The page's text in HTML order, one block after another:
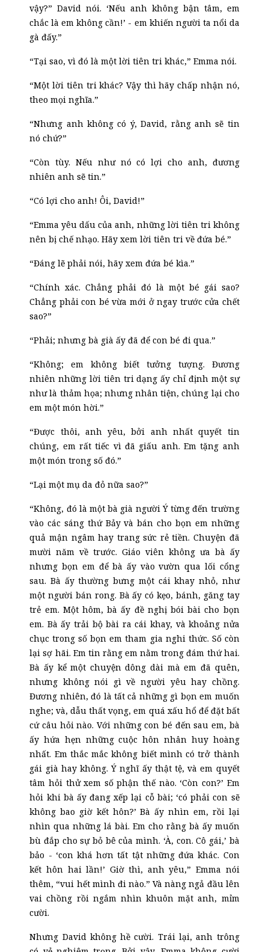
vậy?” David nói. ‘Nếu anh không bận tâm, em
chắc là em không cần!’ - em khiến người ta nổi da
gà đấy.”
“Tại sao, vì đó là một lời tiên tri khác,” Emma nói.
“Một lời tiên tri khác? Vậy thì hãy chấp nhận nó,
theo mọi nghĩa.”
“Nhưng anh không có ý, David, rằng anh sẽ tin
nó chứ?”
“Còn tùy. Nếu như nó có lợi cho anh, đương
nhiên anh sẽ tin.”
“Có lợi cho anh! Ôi, David!”
“Emma yêu dấu của anh, những lời tiên tri không
nên bị chế nhạo. Hãy xem lời tiên tri về đứa bé.”
“Đáng lẽ phải nói, hãy xem đứa bé kìa.”
“Chính xác. Chẳng phải đó là một bé gái sao?
Chẳng phải con bé vừa mới ở ngay trước cửa chết
sao?”
“Phải; nhưng bà già ấy đã để con bé đi qua.”
“Không; em không biết tưởng tượng. Đương
nhiên những lời tiên tri dạng ấy chỉ định một sự
như là thảm họa; nhưng nhân tiện, chúng lại cho
em một món hời.”
“Được thôi, anh yêu, bởi anh nhất quyết tin
chúng, em rất tiếc vì đã giấu anh. Em tặng anh
một món trong số đó.”
“Lại một mụ da đỏ nữa sao?”
“Không, đó là một bà già người Ý từng đến trường
vào các sáng thứ Bảy và bán cho bọn em những
quả mận ngâm hay trang sức rẻ tiền. Chuyện đã
mười năm về trước. Giáo viên không ưa bà ấy
nhưng bọn em để bà ấy vào vườn qua lối cổng
sau. Bà ấy thường bưng một cái khay nhỏ, như
một người bán rong. Bà ấy có kẹo, bánh, găng tay
trẻ em. Một hôm, bà ấy đề nghị bói bài cho bọn
em. Bà ấy trải bộ bài ra cái khay, và khoảng nửa
chục trong số bọn em tham gia nghi thức. Số còn
lại sợ hãi. Em tin rằng em nằm trong đám thứ hai.
Bà ấy kể một chuyện dông dài mà em đã quên,
nhưng không nói gì về người yêu hay chồng.
Đương nhiên, đó là tất cả những gì bọn em muốn
nghe; và, dẫu thất vọng, em quá xấu hổ để đặt bất
cứ câu hỏi nào. Với những con bé đến sau em, bà
ấy hứa hẹn những cuộc hôn nhân huy hoàng
nhất. Em thắc mắc không biết mình có trở thành
gái già hay không. Ý nghĩ ấy thật tệ, và em quyết
tâm hỏi thử xem số phận thế nào. ‘Còn con?’ Em
hỏi khi bà ấy đang xếp lại cỗ bài; ‘có phải con sẽ
không bao giờ kết hôn?’ Bà ấy nhìn em, rồi lại
nhìn qua những lá bài. Em cho rằng bà ấy muốn
bù đắp cho sự bỏ bê của mình. ‘À, con. Cô gái,’ bà
bảo - ‘con khá hơn tất tật những đứa khác. Con
kết hôn hai lần!’ Giờ thì, anh yêu,” Emma nói
thêm, “vui hết mình đi nào.” Và nàng ngả đầu lên
vai chồng rồi ngắm nhìn khuôn mặt anh, mỉm
cười.
Nhưng David không hề cười. Trái lại, anh trông